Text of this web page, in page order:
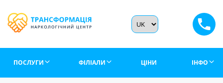
ПОСЛУГИ ФІЛІАЛИ ЦІНИ ІНФО